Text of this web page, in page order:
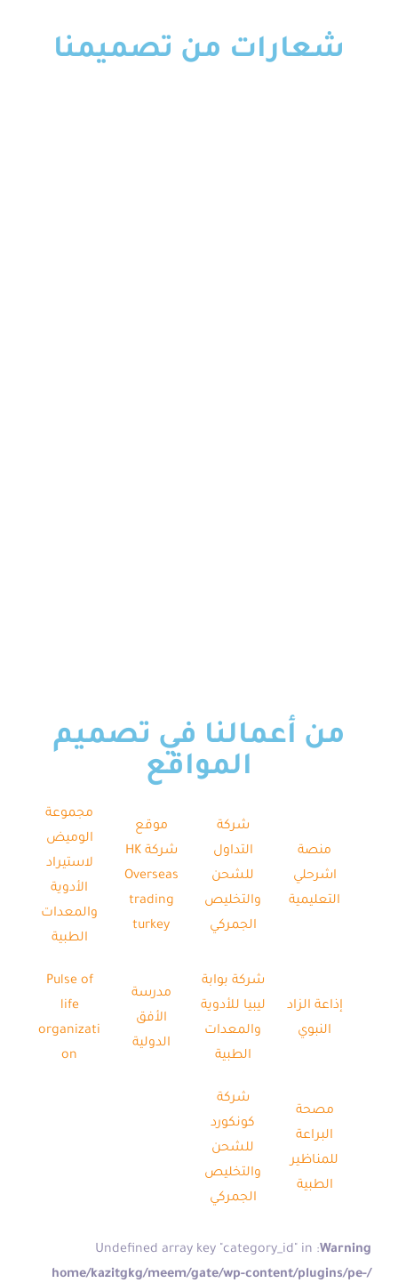
شعارات من تصميمنا
من أعمالنا في تصميم
المواقع
منصة
اشرحلي
التعليمية
شركة
التداول
للشحن
والتخليص
الجمركي
موقع
شركة HK
Overseas
trading
turkey
مجموعة
الوميض
لاستيراد
الأدوية
والمعدات
الطبية
إذاعة الزاد
النبوي
شركة بوابة
ليبيا للأدوية
والمعدات
الطبية
مدرسة
الأفق
الدولية
Pulse of
life
organizati
on
مصحة
البراعة
للمناظير
الطبية
شركة
كونكورد
للشحن
والتخليص
الجمركي
Warning
: Undefined array key "category_id" in
/home/kazitgkg/meem/gate/wp-content/plugins/pe-